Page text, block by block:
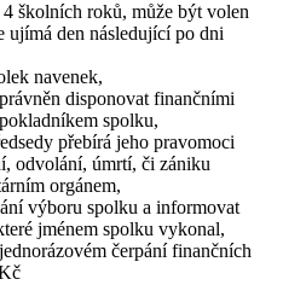
školních roků, může být volen
ujímá den následující po dni
navenek,
disponovat finančními
spolku,
přebírá jeho pravomoci
odvolání, úmrtí, či zániku
orgánem,
výboru spolku a informovat
jménem spolku vykonal,
čerpání finančních